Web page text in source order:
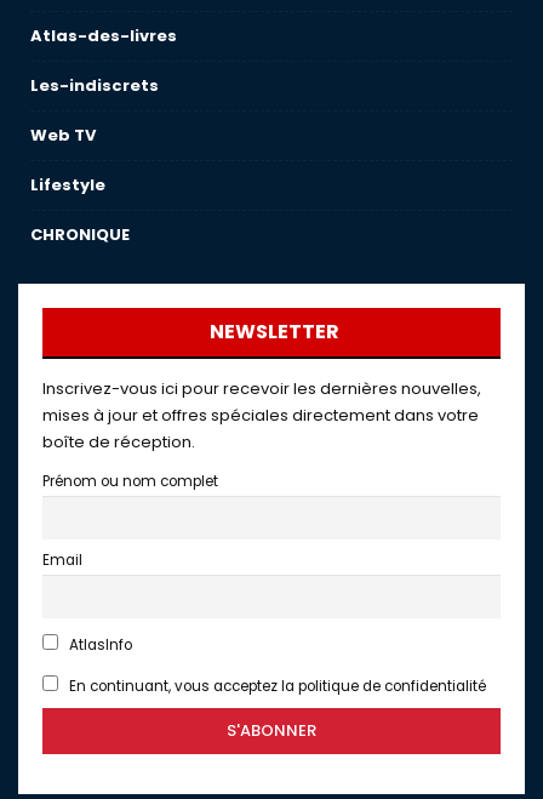
Atlas-des-livres
Les-indiscrets
Web TV
Lifestyle
CHRONIQUE
NEWSLETTER
Inscrivez-vous ici pour recevoir les dernières nouvelles,
mises à jour et offres spéciales directement dans votre
boîte de réception.
Prénom ou nom complet
Email
AtlasInfo
En continuant, vous acceptez la politique de confidentialité